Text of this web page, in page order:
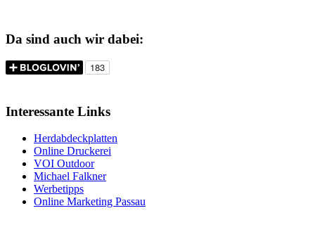
Da sind auch wir dabei:
Interessante Links
Herdabdeckplatten
Online Druckerei
VOI Outdoor
Michael Falkner
Werbetipps
Online Marketing Passau